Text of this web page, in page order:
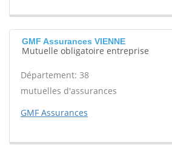
GMF Assurances VIENNE
Mutuelle obligatoire entreprise
Département: 38
mutuelles d'assurances
GMF Assurances